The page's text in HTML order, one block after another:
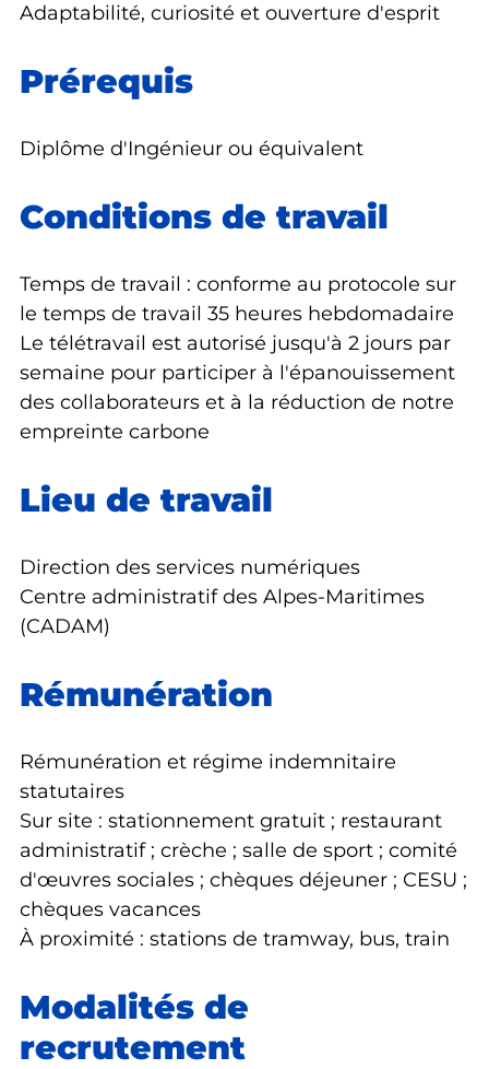
Adaptabilité, curiosité et ouverture d'esprit
Prérequis
Diplôme d'Ingénieur ou équivalent
Conditions de travail
Temps de travail : conforme au protocole sur
le temps de travail 35 heures hebdomadaire
Le télétravail est autorisé jusqu'à 2 jours par
semaine pour participer à l'épanouissement
des collaborateurs et à la réduction de notre
empreinte carbone
Lieu de travail
Direction des services numériques
Centre administratif des Alpes-Maritimes
(CADAM)
Rémunération
Rémunération et régime indemnitaire
statutaires
Sur site : stationnement gratuit ; restaurant
administratif ; crèche ; salle de sport ; comité
d'œuvres sociales ; chèques déjeuner ; CESU ;
chèques vacances
À proximité : stations de tramway, bus, train
Modalités de
recrutement